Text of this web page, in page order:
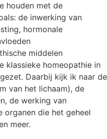
houden met de
de inwerking van
hormonale
middelen
klassieke homeopathie in
Daarbij kijk ik naar de
van het lichaam), de
de werking van
organen die het geheel
meer.